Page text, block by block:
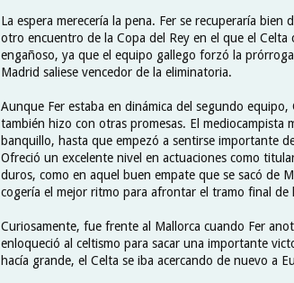
La espera merecería la pena. Fer se recuperaría
otro encuentro de la Copa del Rey en el que el
engañoso, ya que el equipo gallego forzó la
Madrid saliese vencedor de la eliminatoria.
Aunque Fer estaba en dinámica del segundo
también hizo con otras promesas. El mediocampista
banquillo, hasta que empezó a sentirse importante
Ofreció un excelente nivel en actuaciones como
duros, como en aquel buen empate que se sacó de
cogería el mejor ritmo para afrontar el tramo final
Curiosamente, fue frente al Mallorca cuando Fer
enloqueció al celtismo para sacar una importante
hacía grande, el Celta se iba acercando de nuevo a